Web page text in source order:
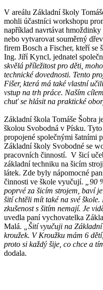
V areálu Základní školy
mohli účastníci workshopu
například navrtávat
nebo vytvarovat souměrný
firem Bosch a Fischer, kteří se
Ing. Jiří Kyncl, jednatel
skvělá příležitost pro děti,
technické dovednosti. Tento
Fišer, která má také vlastní
vstup na trh práce. Naším
chuť se hlásit na praktické
Základní škola Tomáše Šobra
školou Svobodná v Písku.
propojené společnými šatními
Základní školy Svobodné se
pracovních činností. V šicí
základní techniku na šicím
látek. Zde byly nápomocné
činnosti ve škole vyučují.
„90
poprvé za šicím strojem, baví
šití chtěli mít také na své
zkušenost s šitím nemají. Je
uvedla paní vychovatelka
Malá.
„Šití vyučuji na
kroužek. V Kroužku mám 6
proto si každý šije, co chce a
dodala.